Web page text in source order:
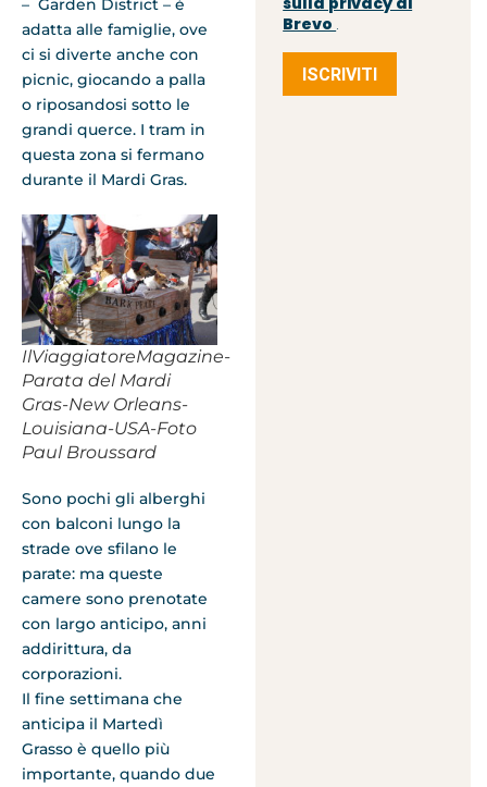
– Garden District – è
adatta alle famiglie, ove
ci si diverte anche con
picnic, giocando a palla
o riposandosi sotto le
grandi querce. I tram in
questa zona si fermano
durante il Mardi Gras.
IlViaggiatoreMagazine-
Parata del Mardi
Gras-New Orleans-
Louisiana-USA-Foto
Paul Broussard
Sono pochi gli alberghi
con balconi lungo la
strade ove sfilano le
parate: ma queste
camere sono prenotate
con largo anticipo, anni
addirittura, da
corporazioni.
Il fine settimana che
anticipa il Martedì
Grasso è quello più
importante, quando due
Brevo .
ISCRIVITI